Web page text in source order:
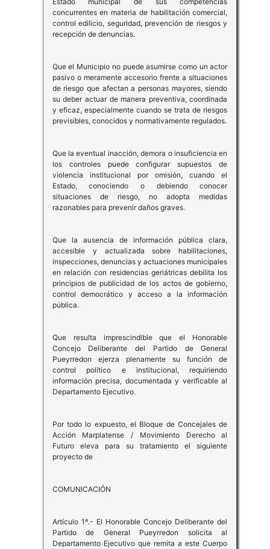
concurrentes en materia de habilitación comercial,
control edilicio, seguridad, prevención de riesgos y
recepción de denuncias.
Que el Municipio no puede asumirse como un actor
pasivo o meramente accesorio frente a situaciones
de riesgo que afectan a personas mayores, siendo
su deber actuar de manera preventiva, coordinada
y eficaz, especialmente cuando se trata de riesgos
previsibles, conocidos y normativamente regulados.
Que la eventual inacción, demora o insuficiencia en
los controles puede configurar supuestos de
violencia institucional por omisión, cuando el
Estado, conociendo o debiendo conocer
situaciones de riesgo, no adopta medidas
razonables para prevenir daños graves.
Que la ausencia de información pública clara,
accesible y actualizada sobre habilitaciones,
inspecciones, denuncias y actuaciones municipales
en relación con residencias geriátricas debilita los
principios de publicidad de los actos de gobierno,
control democrático y acceso a la información
pública.
Que resulta imprescindible que el Honorable
Concejo Deliberante del Partido de General
Pueyrredon ejerza plenamente su función de
control político e institucional, requiriendo
información precisa, documentada y verificable al
Departamento Ejecutivo.
Por todo lo expuesto, el Bloque de Concejales de
Acción Marplatense / Movimiento Derecho al
Futuro eleva para su tratamiento el siguiente
proyecto de
COMUNICACIÓN
Artículo 1º.- El Honorable Concejo Deliberante del
Partido de General Pueyrredon solicita al
Departamento Ejecutivo que remita a este Cuerpo